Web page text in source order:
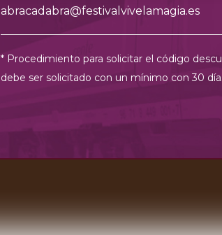
abracadabra@festivalvivelamagia.es
* Procedimiento para solicitar el código
debe ser solicitado con un mínimo con 30